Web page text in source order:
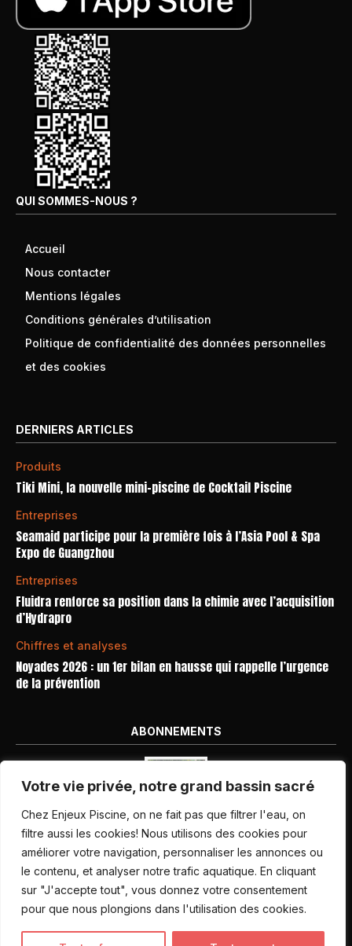
Votre vie privée, notre grand bassin sacré
Chez Enjeux Piscine, on ne fait pas que filtrer l'eau, on
filtre aussi les cookies! Nous utilisons des cookies pour
améliorer votre navigation, personnaliser les annonces ou
le contenu, et analyser notre trafic aquatique. En cliquant
sur "J'accepte tout", vous donnez votre consentement
pour que nous plongions dans l'utilisation des cookies.
QUI SOMMES-NOUS ?
Accueil
Nous contacter
Mentions légales
Conditions générales d’utilisation
Politique de confidentialité des données personnelles
et des cookies
DERNIERS ARTICLES
Produits
Tiki Mini, la nouvelle mini-piscine de Cocktail Piscine
Entreprises
Seamaid participe pour la première fois à l’Asia Pool & Spa
Expo de Guangzhou
Entreprises
Fluidra renforce sa position dans la chimie avec l’acquisition
d’Hydrapro
Chiffres et analyses
Noyades 2026 : un 1er bilan en hausse qui rappelle l’urgence
de la prévention
ABONNEMENTS
Nos dernières parutions
Abonnement magazine
Inscription newsletter